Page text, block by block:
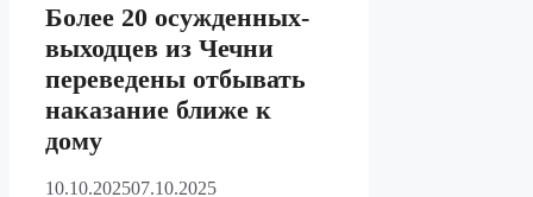
Более 20 осужденных-
выходцев из Чечни
переведены отбывать
наказание ближе к
дому
10.10.202507.10.2025